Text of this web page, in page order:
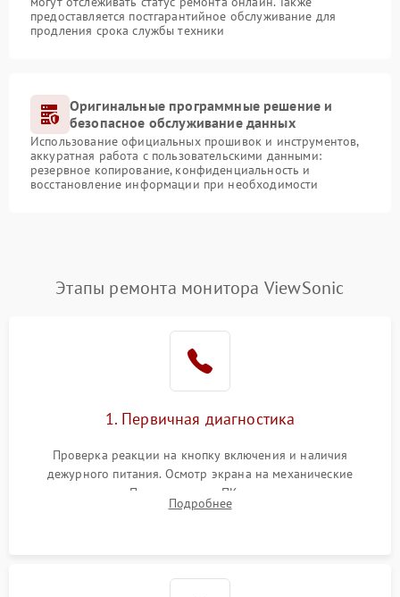
предоставляется постгарантийное обслуживание для
продления срока службы техники
Оригинальные программные решение и
безопасное обслуживание данных
Использование официальных прошивок и инструментов,
аккуратная работа с пользовательскими данными:
резервное копирование, конфиденциальность и
восстановление информации при необходимости
Этапы ремонта монитора ViewSonic
1. Первичная диагностика
Проверка реакции на кнопку включения и наличия
дежурного питания. Осмотр экрана на механические
повреждения. Подключение к ПК для оценки вывода
изображения, работы подсветки и выявления артефактов на
Подробнее